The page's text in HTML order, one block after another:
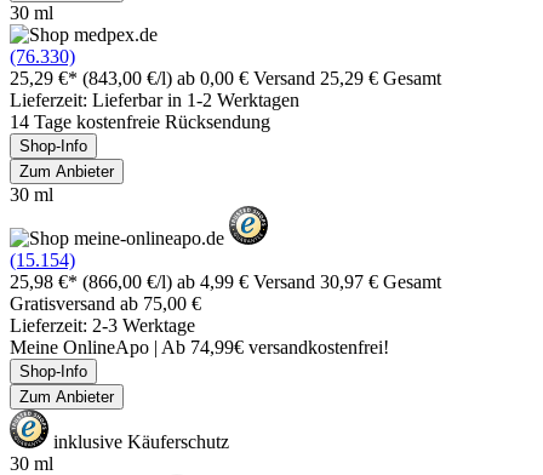
30 ml
(76.330)
25,29 €* (843,00 €/l) ab 0,00 € Versand 25,29 € Gesamt
Lieferzeit: Lieferbar in 1-2 Werktagen
14 Tage kostenfreie Rücksendung
Shop-Info
Zum Anbieter
30 ml
(15.154)
25,98 €* (866,00 €/l) ab 4,99 € Versand 30,97 € Gesamt
Gratisversand ab 75,00 €
Lieferzeit: 2-3 Werktage
Meine OnlineApo | Ab 74,99€ versandkostenfrei!
Shop-Info
Zum Anbieter
inklusive Käuferschutz
30 ml